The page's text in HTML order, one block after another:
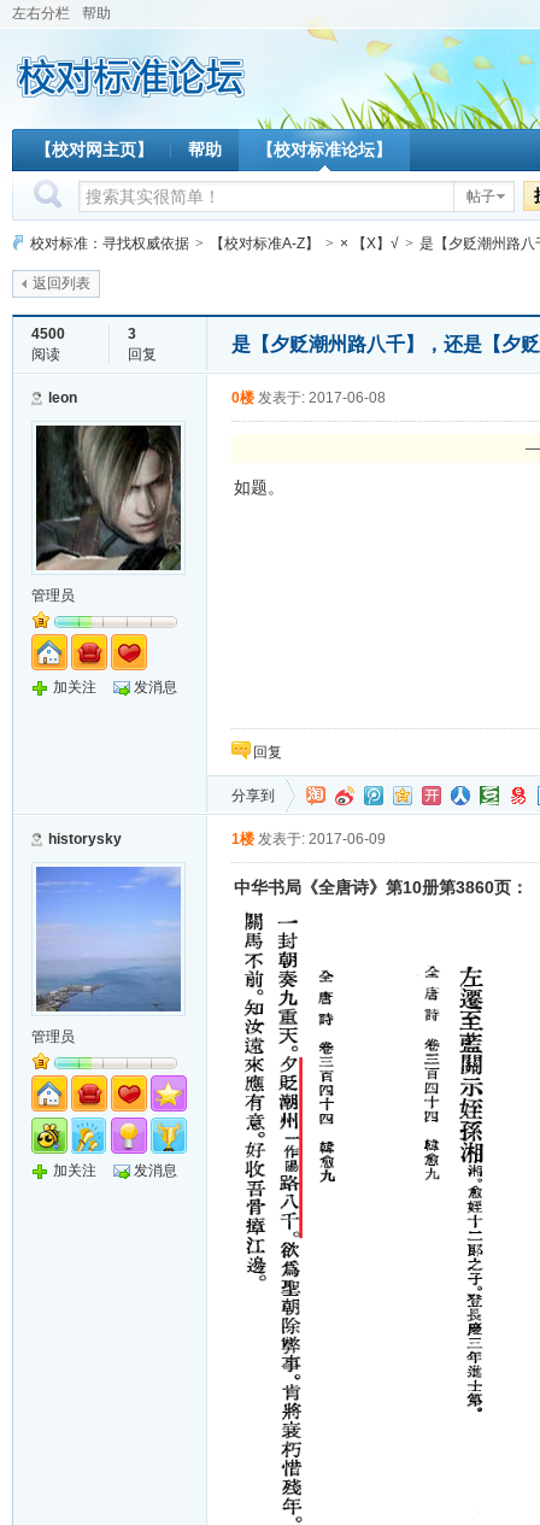
左右分栏 帮助
【校对网主页】 帮助 【校对标准论坛】
帖子
校对标准：寻找权威依据 > 【校对标准A-Z】 > × 【X】√ > 是【夕贬潮州路八
返回列表
4500
阅读
3
回复
是【夕贬潮州路八千】，还是【夕
leon
管理员
加关注 发消息
0楼 发表于: 2017-06-08
—
如题。
回复
分享到
historysky
管理员
加关注 发消息
1楼 发表于: 2017-06-09
中华书局《全唐诗》第10册第3860页：